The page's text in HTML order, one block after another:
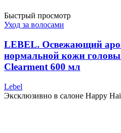
Быстрый просмотр
Уход за волосами
LEBEL. Освежающий
нормальной кожи
Clearment 600 мл
Lebel
Эксклюзивно в салоне Happy